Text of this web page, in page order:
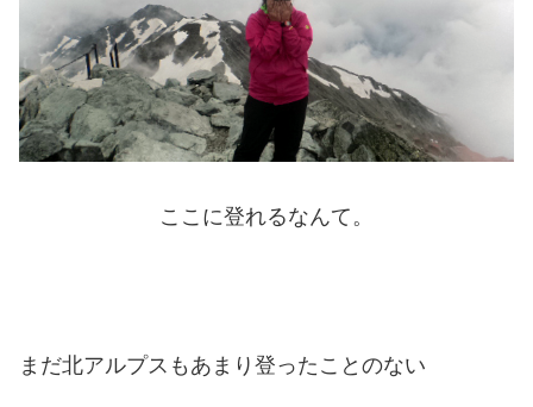
ここに登れるなんて。
まだ北アルプスもあまり登ったことのない